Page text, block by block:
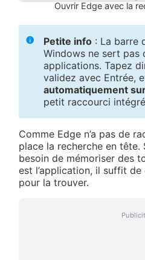
Ouvrir Edge avec la
Petite info : La barre
Windows ne sert pas
applications. Tapez
validez avec Entrée,
automatiquement
petit raccourci
Comme Edge n’a pas de
place la recherche en tête.
besoin de mémoriser des
est l’application, il suffit
pour la trouver.